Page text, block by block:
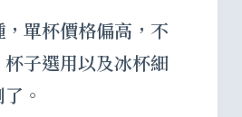
單杯價格偏高，不
子選用以及冰杯細
。